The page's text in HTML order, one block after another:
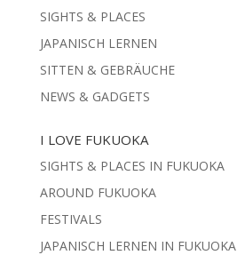
SIGHTS & PLACES
JAPANISCH LERNEN
SITTEN & GEBRÄUCHE
NEWS & GADGETS
I LOVE FUKUOKA
SIGHTS & PLACES IN FUKUOKA
AROUND FUKUOKA
FESTIVALS
JAPANISCH LERNEN IN FUKUOKA